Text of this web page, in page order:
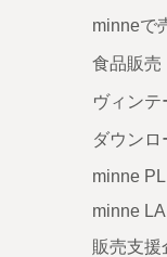
minneで
食品販売
ヴィンテ
ダウンロ
minne
minne
販売支援